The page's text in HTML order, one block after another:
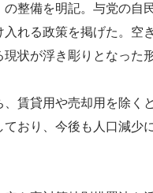
整備を明記。与党の自
入れる政策を掲げた。空
状が浮き彫りとなった形
賃貸用や売却用を除く
おり、今後も人口減少